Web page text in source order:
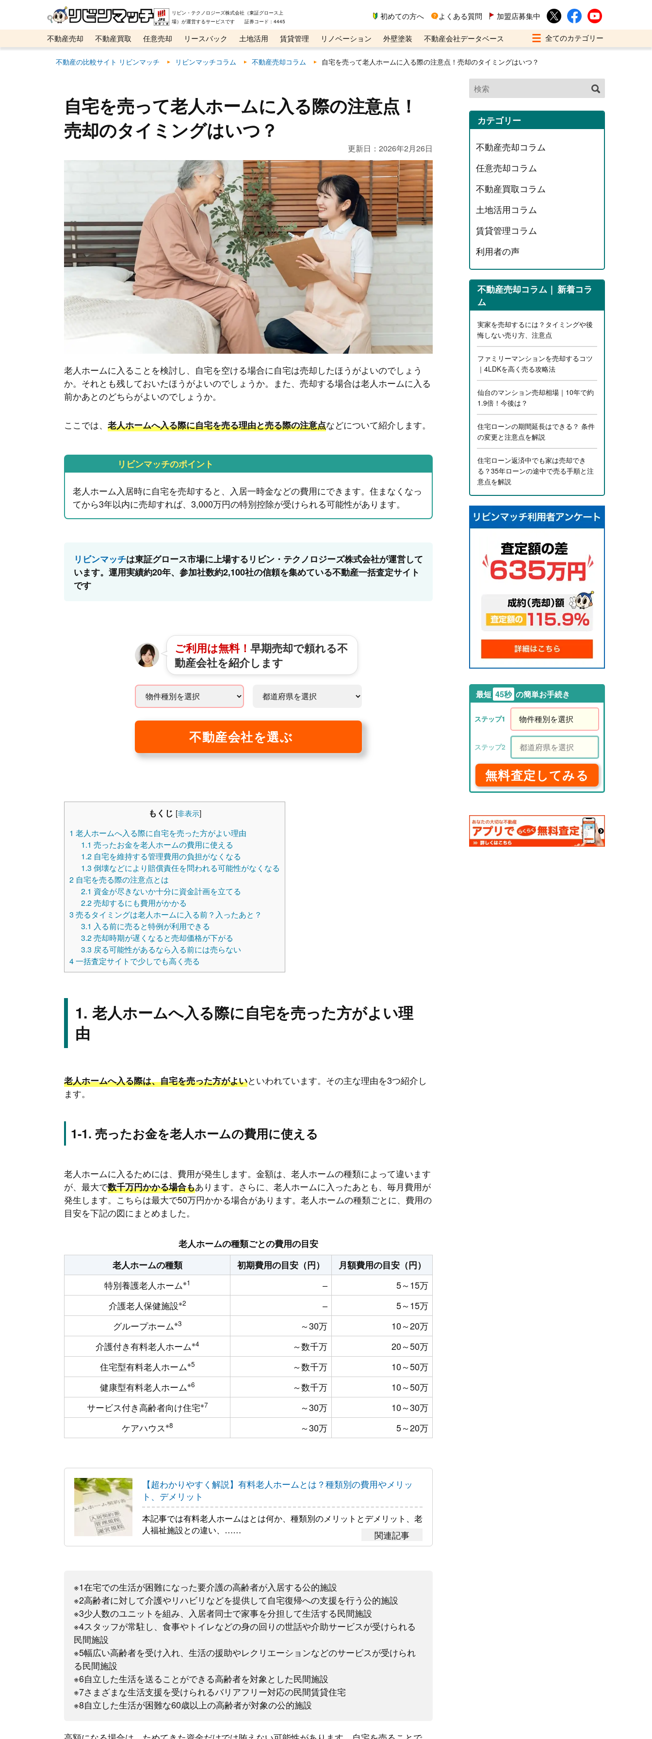
リビン・テクノロジーズ株式会社（東証グロース上
場）が運営するサービスです 証券コード：4445
初めての方へ よくある質問 加盟店募集中
不動産売却 不動産買取 任意売却 リースバック 土地活用 賃貸管理 リノベーション 外壁塗装
不動産会社データベース
メタ住宅展示場
ベスト不動産カンパニー オンライン講座 リビンマガジンBiz
不動産の比較サイト リビンマッチ リビンマッチコラム 不動産売却コラム 自宅を売って老人ホームに入る際の注意点！売却のタイミングはいつ？
自宅を売って老人ホームに入る際の注意点！
売却のタイミングはいつ？
更新日： 2026年2月26日
老人ホームに入ることを検討し、自宅を空ける場合に自宅は売却したほうがよいのでしょう
か。それとも残しておいたほうがよいのでしょうか。また、売却する場合は老人ホームに入る
前かあとのどちらがよいのでしょうか。
ここでは、 老人ホームへ入る際に自宅を売る理由と売る際の注意点などについて紹介します。
リビンマッチのポイント
老人ホーム入居時に自宅を売却すると、入居一時金などの費用にできます。住まなくなっ
てから3年以内に売却すれば、3,000万円の特別控除が受けられる可能性があります。
リビンマッチは東証グロース市場に上場するリビン・テクノロジーズ株式会社が運営して
います。運用実績約20年、参加社数約2,100社の信頼を集めている不動産一括査定サイト
です
ご利用は無料！ 早期売却で頼れる不
動産会社を紹介します
不動産会社を選ぶ
もくじ [非表示]
1 老人ホームへ入る際に自宅を売った方がよい理由
1.1 売ったお金を老人ホームの費用に使える
1.2 自宅を維持する管理費用の負担がなくなる
1.3 倒壊などにより賠償責任を問われる可能性がなくなる
2 自宅を売る際の注意点とは
2.1 資金が尽きないか十分に資金計画を立てる
2.2売却するにも費用がかかる
3 売るタイミングは老人ホームに入る前？入ったあと？
3.1 入る前に売ると特例が利用できる
3.2売却時期が遅くなると売却価格が下がる
3.3 戻る可能性があるなら入る前には売らない
4一括査定サイトで少しでも高く売る
老人ホームへ入る際に自宅を売った方がよい理
由
老人ホームへ入る際は、自宅を売った方がよいといわれています。その主な理由を3つ紹介し
ます。
売ったお金を老人ホームの費用に使える
老人ホームに入るためには、費用が発生します。金額は、老人ホームの種類によって違います
が、最大で数千万円かかる場合もあります。さらに、老人ホームに入ったあとも、毎月費用が
発生します。こちらは最大で50万円かかる場合があります。老人ホームの種類ごとに、費用の
目安を下記の図にまとめました。
老人ホームの種類ごとの費用の目安
老人ホームの種類
初期費用の目安（円）
月額費用の目安（円）
特別養護老人ホーム※1 –
5～15万
介護老人保健施設※2 –
5～15万
グループホーム※3 ～30万
10～20万
介護付き有料老人ホーム※4 ～数千万
20～50万
住宅型有料老人ホーム※5 ～数千万
10～50万
健康型有料老人ホーム※6 ～数千万
10～50万
サービス付き高齢者向け住宅※7 ～30万
10～30万
ケアハウス※8 ～30万 5～20万
【超わかりやすく解説】有料老人ホームとは？種類別の費用やメリッ
ト、デメリット
本記事では有料老人ホームはとは何か、種類別のメリットとデメリット、老
人福祉施設との違い、……
※1在宅での生活が困難になった要介護の高齢者が入居する公的施設
※2高齢者に対して介護やリハビリなどを提供して自宅復帰への支援を行う公的施設
※3少人数のユニットを組み、入居者同士で家事を分担して生活する民間施設
※4スタッフが常駐し、食事やトイレなどの身の回りの世話や介助サービスが受けられる
民間施設
※5幅広い高齢者を受け入れ、生活の援助やレクリエーションなどのサービスが受けられ
る民間施設
※6自立した生活を送ることができる高齢者を対象とした民間施設
※7さまざまな生活支援を受けられるバリアフリー対応の民間賃貸住宅
※8自立した生活が困難な60歳以上の高齢者が対象の公的施設
カテゴリー
不動産売却コラム
任意売却コラム
不動産買取コラム
土地活用コラム
賃貸管理コラム
利用者の声
不動産売却コラム
新着コラ
ム
実家を売却するには？タイミングや後
悔しない売り方、注意点
ファミリーマンションを売却するコツ
｜4LDKを高く売る攻略法
仙台のマンション売却相場｜10年で約
1.9倍！今後は？
住宅ローンの期間延長はできる？ 条件
の変更と注意点を解説
住宅ローン返済中でも家は売却でき
る？35年ローンの途中で売る手順と注
意点を解説
最短 45秒 の簡単お手続き
無料査定してみる